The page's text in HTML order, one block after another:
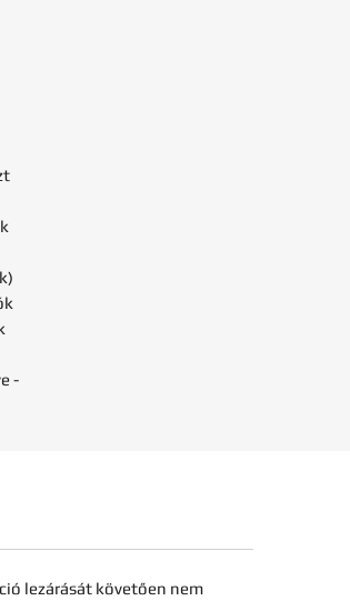
-
lezárását követően nem